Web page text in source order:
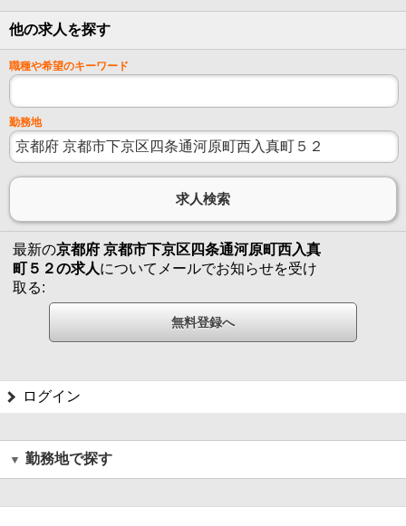
他の求人を探す
職種や希望のキーワード
勤務地
最新の京都府 京都市下京区四条通河原町西入真
町５２の求人についてメールでお知らせを受け
取る:
ログイン
勤務地で探す